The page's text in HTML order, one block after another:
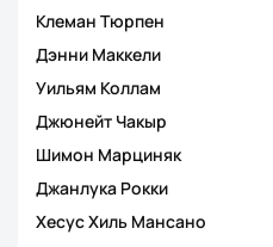
Клеман Тюрпен
Дэнни Маккели
Уильям Коллам
Джюнейт Чакыр
Шимон Марциняк
Джанлука Рокки
Хесус Хиль Мансано